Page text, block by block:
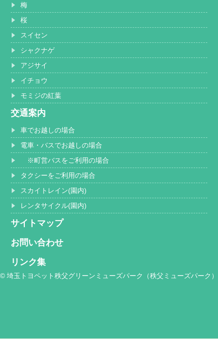
梅
桜
スイセン
シャクナゲ
アジサイ
イチョウ
モミジの紅葉
交通案内
車でお越しの場合
電車・バスでお越しの場合
※町営バスをご利用の場合
タクシーをご利用の場合
スカイトレイン(園内)
レンタサイクル(園内)
サイトマップ
お問い合わせ
リンク集
© 埼玉トヨペット秩父グリーンミューズパーク（秩父ミューズパーク）